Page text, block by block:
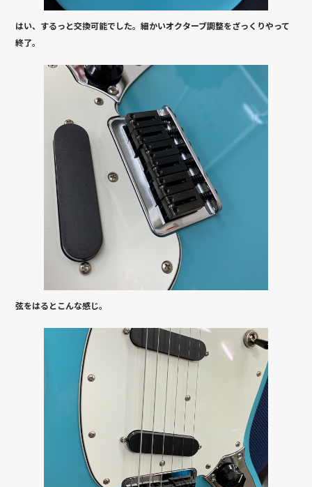
はい、するっと交換可能でした。細かいオクターブ調整をざっくりやって
終了。
弦をはるとこんな感じ。